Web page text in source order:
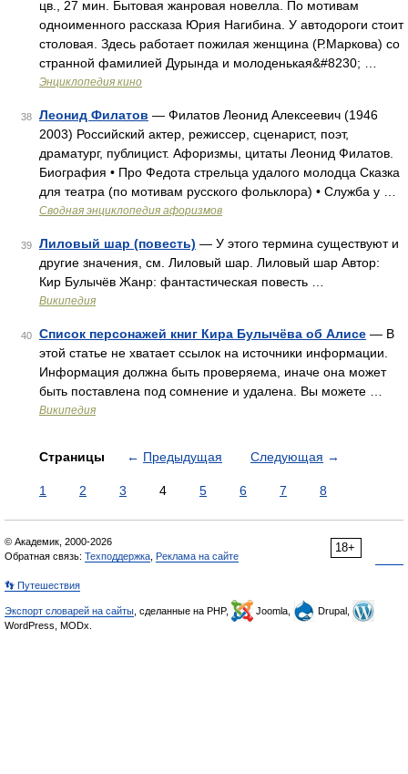
цв., 27 мин. Бытовая жанровая новелла. По мотивам
одноименного рассказа Юрия Нагибина. У автодороги стоит
столовая. Здесь работает пожилая женщина (Р.Маркова) со
странной фамилией Дурында и молоденькая&#8230; …
Энциклопедия кино
38 Леонид Филатов — Филатов Леонид Алексеевич (1946
2003) Российский актер, режиссер, сценарист, поэт,
драматург, публицист. Афоризмы, цитаты Леонид Филатов.
Биография • Про Федота стрельца удалого молодца Сказка
для театра (по мотивам русского фольклора) • Служба у …
Сводная энциклопедия афоризмов
39 Лиловый шар (повесть) — У этого термина существуют и
другие значения, см. Лиловый шар. Лиловый шар Автор:
Кир Булычёв Жанр: фантастическая повесть …
Википедия
40 Список персонажей книг Кира Булычёва об Алисе — В
этой статье не хватает ссылок на источники информации.
Информация должна быть проверяема, иначе она может
быть поставлена под сомнение и удалена. Вы можете …
Википедия
Страницы ← Предыдущая Следующая →
1 2 3 4 5 6 7 8
18+
© Академик, 2000-2026
Обратная связь: Техподдержка Реклама на сайте
👣 Путешествия
Экспорт словарей на сайты , сделанные на PHP, Joomla,
Drupal,
WordPress, MODx.